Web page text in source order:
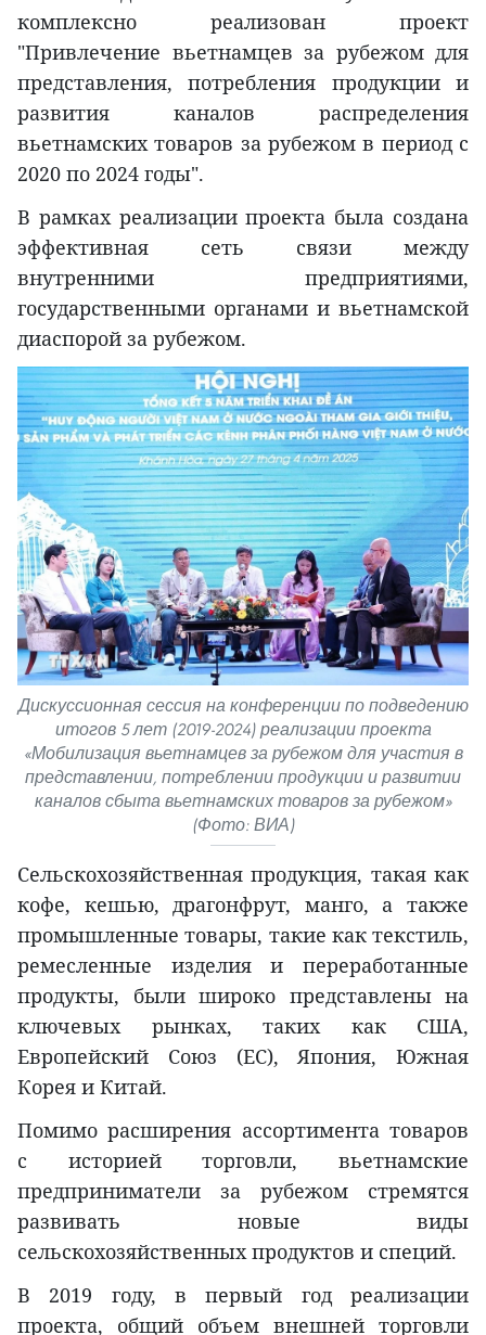
комплексно реализован проект
"Привлечение вьетнамцев за рубежом для
представления, потребления продукции и
развития каналов распределения
вьетнамских товаров за рубежом в период с
2020 по 2024 годы".
В рамках реализации проекта была создана
эффективная сеть связи между
внутренними предприятиями,
государственными органами и вьетнамской
диаспорой за рубежом.
Дискуссионная сессия на конференции по подведению
итогов 5 лет (2019-2024) реализации проекта
«Мобилизация вьетнамцев за рубежом для участия в
представлении, потреблении продукции и развитии
каналов сбыта вьетнамских товаров за рубежом»
(Фото: ВИА)
Сельскохозяйственная продукция, такая как
кофе, кешью, драгонфрут, манго, а также
промышленные товары, такие как текстиль,
ремесленные изделия и переработанные
продукты, были широко представлены на
ключевых рынках, таких как США,
Европейский Союз (ЕС), Япония, Южная
Корея и Китай.
Помимо расширения ассортимента товаров
с историей торговли, вьетнамские
предприниматели за рубежом стремятся
развивать новые виды
сельскохозяйственных продуктов и специй.
В 2019 году, в первый год реализации
проекта, общий объем внешней торговли